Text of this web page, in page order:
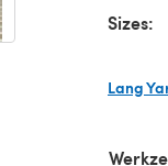
Sizes:
Lang